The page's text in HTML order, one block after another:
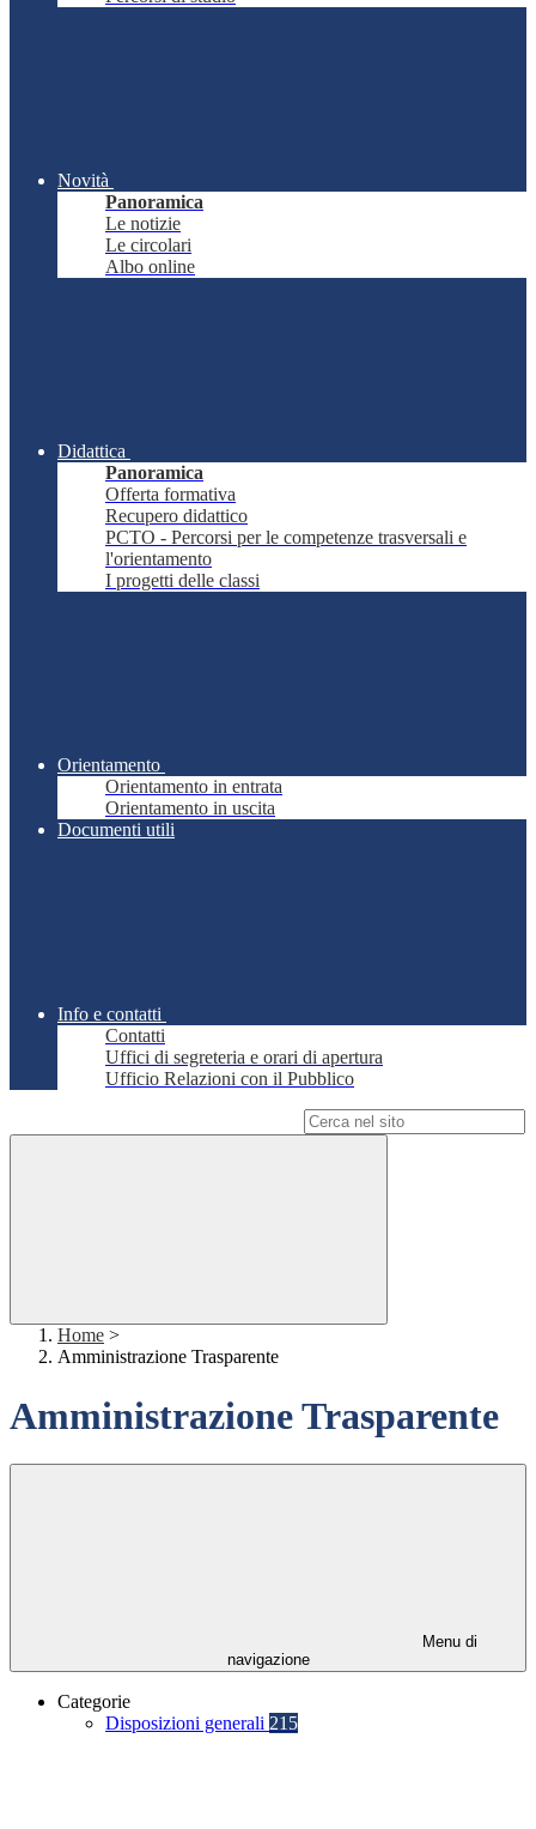
Novità
Panoramica
Le notizie
Le circolari
Albo online
Didattica
Panoramica
Offerta formativa
Recupero didattico
PCTO - Percorsi per le competenze trasversali e
l'orientamento
I progetti delle classi
Orientamento
Orientamento in entrata
Orientamento in uscita
Documenti utili
Info e contatti
Contatti
Uffici di segreteria e orari di apertura
Ufficio Relazioni con il Pubblico
Home >
Amministrazione Trasparente
Amministrazione Trasparente
Menu di
navigazione
Categorie
Disposizioni generali 215